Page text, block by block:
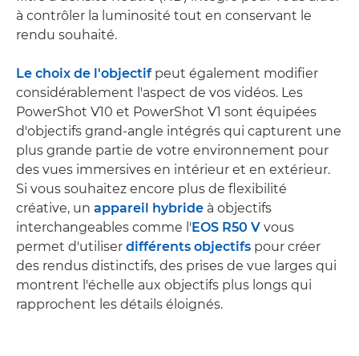
à contrôler la luminosité tout en conservant le
rendu souhaité.
Le choix de l'objectifpeut également modifier
considérablement l'aspect de vos vidéos. Les
PowerShot V10 et PowerShot V1 sont équipées
d'objectifs grand-angle intégrés qui capturent une
plus grande partie de votre environnement pour
des vues immersives en intérieur et en extérieur.
Si vous souhaitez encore plus de flexibilité
créative, un appareil hybride à objectifs
interchangeables comme l'EOS R50 V vous
permet d'utiliser différents objectifs pour créer
des rendus distinctifs, des prises de vue larges qui
montrent l'échelle aux objectifs plus longs qui
rapprochent les détails éloignés.